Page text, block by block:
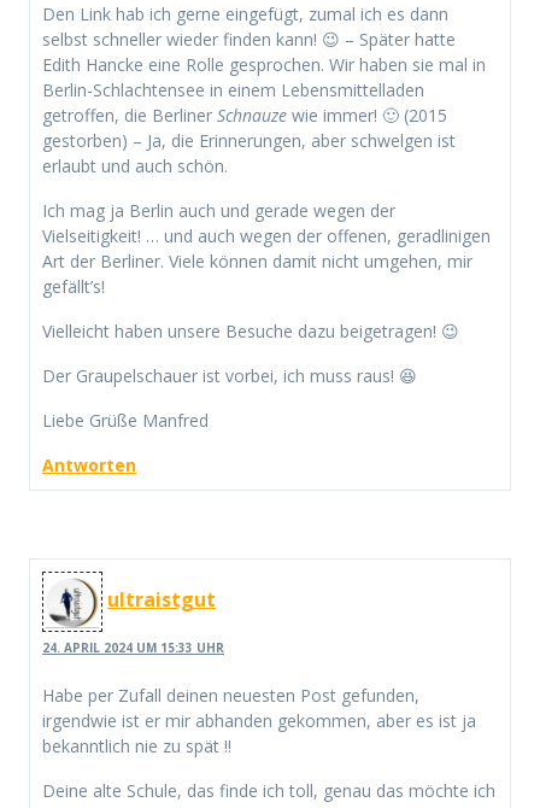
Den Link hab ich gerne eingefügt, zumal ich es dann
selbst schneller wieder finden kann! 😉 – Später hatte
Edith Hancke eine Rolle gesprochen. Wir haben sie mal in
Berlin-Schlachtensee in einem Lebensmittelladen
getroffen, die Berliner Schnauze wie immer! 🙂 (2015
gestorben) – Ja, die Erinnerungen, aber schwelgen ist
erlaubt und auch schön.
Ich mag ja Berlin auch und gerade wegen der
Vielseitigkeit! … und auch wegen der offenen, geradlinigen
Art der Berliner. Viele können damit nicht umgehen, mir
gefällt’s!
Vielleicht haben unsere Besuche dazu beigetragen! 😉
Der Graupelschauer ist vorbei, ich muss raus! 😆
Liebe Grüße Manfred
Antworten
ultraistgut
24. APRIL 2024 UM 15:33 UHR
Habe per Zufall deinen neuesten Post gefunden,
irgendwie ist er mir abhanden gekommen, aber es ist ja
bekanntlich nie zu spät !!
Deine alte Schule, das finde ich toll, genau das möchte ich